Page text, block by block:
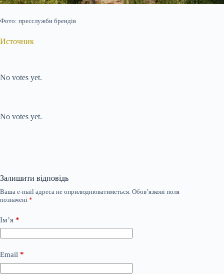
Фото: пресслужби брендів
Источник
No votes yet.
No votes yet.
Залишити відповідь
Ваша e-mail адреса не оприлюднюватиметься. Обов’язкові поля
позначені *
Ім’я *
Email *